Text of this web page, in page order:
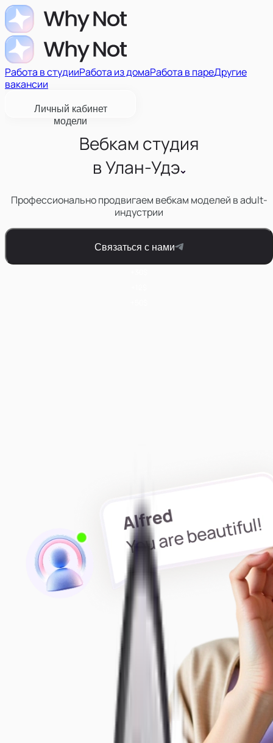
Работа в студииРабота из домаРабота в пареДругие
вакансии
Личный кабинет
модели
Вебкам студия
вУлан-Удэ
Профессионально продвигаем вебкам моделей в adult-
индустрии
Связаться с нами